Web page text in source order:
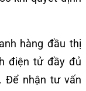
hàng đầu thị
điện tử đầy đủ
Để nhận tư vấn